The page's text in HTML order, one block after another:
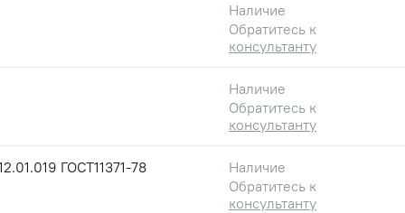
Наличие
Обратитесь к
консультанту
Наличие
Обратитесь к
консультанту
ГОСТ11371-78
Наличие
Обратитесь к
консультанту